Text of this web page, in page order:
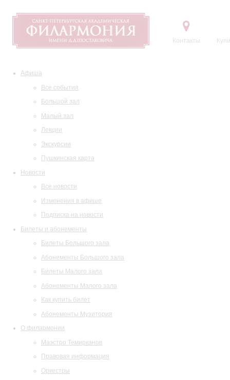
Контакты
Афиша
Все события
Большой зал
Малый зал
Лекции
Экскурсии
Пушкинская карта
Новости
Все новости
Изменения в афише
Подписка на новости
Билеты и абонементы
Билеты Большого зала
Абонементы Большого зала
Билеты Малого зала
Абонементы Малого зала
Как купить билет
Абонементы Музитория
О филармонии
Маэстро Темирканов
Правовая информация
Оркестры